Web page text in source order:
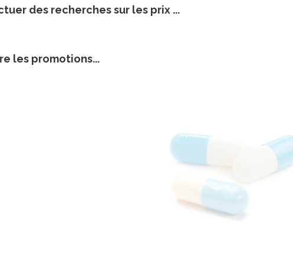
des recherches sur les prix ...
les promotions...